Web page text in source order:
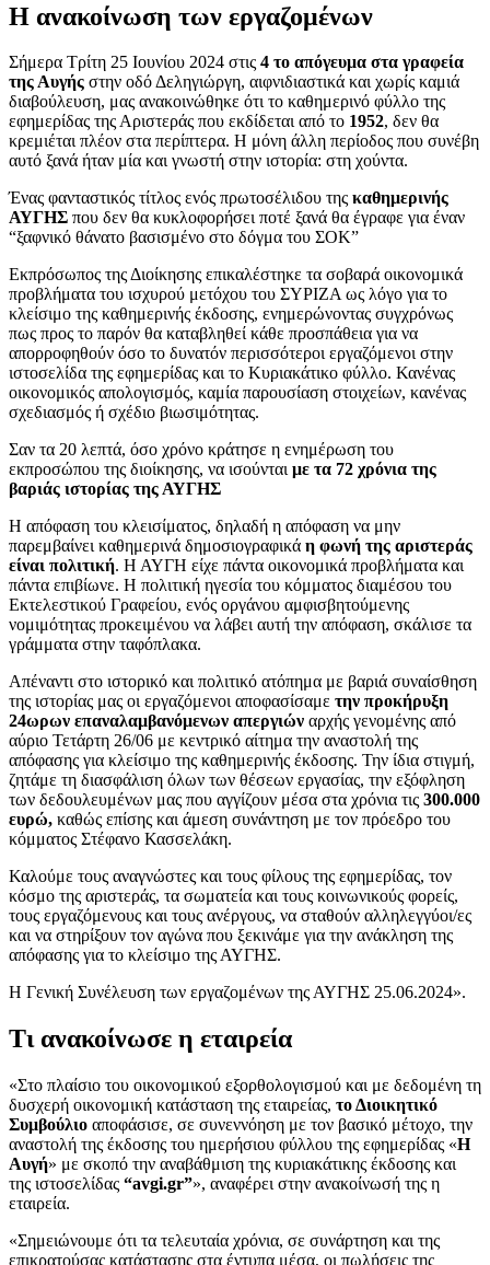
Η ανακοίνωση των εργαζομένων
Σήμερα Τρίτη 25 Ιουνίου 2024 στις 4 το απόγευμα στα γραφεία
της Αυγής στην οδό Δεληγιώργη, αιφνιδιαστικά και χωρίς καμιά
διαβούλευση, μας ανακοινώθηκε ότι το καθημερινό φύλλο της
εφημερίδας της Αριστεράς που εκδίδεται από το 1952, δεν θα
κρεμιέται πλέον στα περίπτερα. Η μόνη άλλη περίοδος που συνέβη
αυτό ξανά ήταν μία και γνωστή στην ιστορία: στη χούντα.
Ένας φανταστικός τίτλος ενός πρωτοσέλιδου της καθημερινής
ΑΥΓΗΣ που δεν θα κυκλοφορήσει ποτέ ξανά θα έγραφε για έναν
“ξαφνικό θάνατο βασισμένο στο δόγμα του ΣΟΚ”
Εκπρόσωπος της Διοίκησης επικαλέστηκε τα σοβαρά οικονομικά
προβλήματα του ισχυρού μετόχου του ΣΥΡΙΖΑ ως λόγο για το
κλείσιμο της καθημερινής έκδοσης, ενημερώνοντας συγχρόνως
πως προς το παρόν θα καταβληθεί κάθε προσπάθεια για να
απορροφηθούν όσο το δυνατόν περισσότεροι εργαζόμενοι στην
ιστοσελίδα της εφημερίδας και το Κυριακάτικο φύλλο. Κανένας
οικονομικός απολογισμός, καμία παρουσίαση στοιχείων, κανένας
σχεδιασμός ή σχέδιο βιωσιμότητας.
Σαν τα 20 λεπτά, όσο χρόνο κράτησε η ενημέρωση του
εκπροσώπου της διοίκησης, να ισούνταιμε τα 72 χρόνια της
βαριάς ιστορίας της ΑΥΓΗΣ
Η απόφαση του κλεισίματος, δηλαδή η απόφαση να μην
παρεμβαίνει καθημερινά δημοσιογραφικά η φωνή της αριστεράς
είναι πολιτική. Η ΑΥΓΗ είχε πάντα οικονομικά προβλήματα και
πάντα επιβίωνε. Η πολιτική ηγεσία του κόμματος διαμέσου του
Εκτελεστικού Γραφείου, ενός οργάνου αμφισβητούμενης
νομιμότητας προκειμένου να λάβει αυτή την απόφαση, σκάλισε τα
γράμματα στην ταφόπλακα.
Απέναντι στο ιστορικό και πολιτικό ατόπημα με βαριά συναίσθηση
της ιστορίας μας οι εργαζόμενοι αποφασίσαμε την προκήρυξη
24ωρων επαναλαμβανόμενων απεργιών αρχής γενομένης από
αύριο Τετάρτη 26/06 με κεντρικό αίτημα την αναστολή της
απόφασης για κλείσιμο της καθημερινής έκδοσης. Την ίδια στιγμή,
ζητάμε τη διασφάλιση όλων των θέσεων εργασίας, την εξόφληση
των δεδουλευμένων μας που αγγίζουν μέσα στα χρόνια τις 300.000
ευρώ, καθώς επίσης και άμεση συνάντηση με τον πρόεδρο του
κόμματος Στέφανο Κασσελάκη.
Καλούμε τους αναγνώστες και τους φίλους της εφημερίδας, τον
κόσμο της αριστεράς, τα σωματεία και τους κοινωνικούς φορείς,
τους εργαζόμενους και τους ανέργους, να σταθούν αλληλεγγύοι/ες
και να στηρίξουν τον αγώνα που ξεκινάμε για την ανάκληση της
απόφασης για το κλείσιμο της ΑΥΓΗΣ.
Η Γενική Συνέλευση των εργαζομένων της ΑΥΓΗΣ 25.06.2024».
Τι ανακοίνωσε η εταιρεία
«Στο πλαίσιο του οικονομικού εξορθολογισμού και με δεδομένη τη
δυσχερή οικονομική κατάσταση της εταιρείας, το Διοικητικό
Συμβούλιο αποφάσισε, σε συνεννόηση με τον βασικό μέτοχο, την
αναστολή της έκδοσης του ημερήσιου φύλλου της εφημερίδας «Η
Αυγή» με σκοπό την αναβάθμιση της κυριακάτικης έκδοσης και
της ιστοσελίδας “avgi.gr”», αναφέρει στην ανακοίνωσή της η
εταιρεία.
«Σημειώνουμε ότι τα τελευταία χρόνια, σε συνάρτηση και της
επικρατούσας κατάστασης στα έντυπα μέσα, οι πωλήσεις της